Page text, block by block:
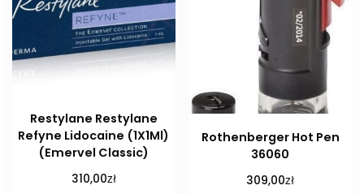
Restylane Restylane
Refyne Lidocaine (1X1Ml)
(Emervel Classic)
310,00zł
Rothenberger Hot Pen
36060
309,00zł